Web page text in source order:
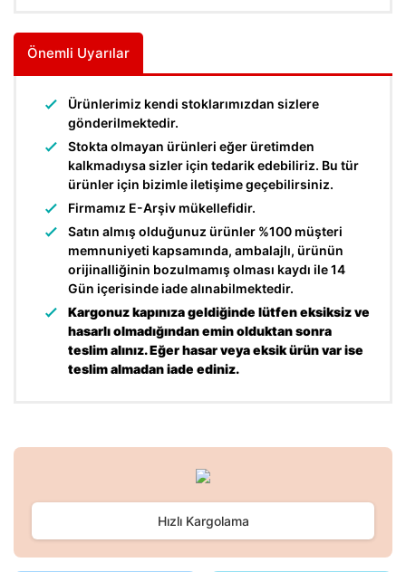
Önemli Uyarılar
Ürünlerimiz kendi stoklarımızdan sizlere
gönderilmektedir.
Stokta olmayan ürünleri eğer üretimden
kalkmadıysa sizler için tedarik edebiliriz. Bu tür
ürünler için bizimle iletişime geçebilirsiniz.
Firmamız E-Arşiv mükellefidir.
Satın almış olduğunuz ürünler %100 müşteri
memnuniyeti kapsamında, ambalajlı, ürünün
orijinalliğinin bozulmamış olması kaydı ile 14
Gün içerisinde iade alınabilmektedir.
Kargonuz kapınıza geldiğinde lütfen eksiksiz ve
hasarlı olmadığından emin olduktan sonra
teslim alınız. Eğer hasar veya eksik ürün var ise
teslim almadan iade ediniz.
Bu ürüne ilk yorumu siz yapın!
Yorum Yaz
kullanarak tarafımıza iletebilirsiniz.
Ürün resmi kalitesiz, bozuk veya görüntülenemiyor.
Hızlı Kargolama